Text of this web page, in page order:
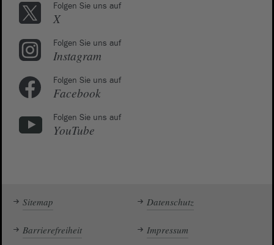
Folgen Sie uns auf
X
Folgen Sie uns auf
Instagram
Folgen Sie uns auf
Facebook
Folgen Sie uns auf
YouTube
Sitemap Datenschutz
Barrierefreiheit Impressum